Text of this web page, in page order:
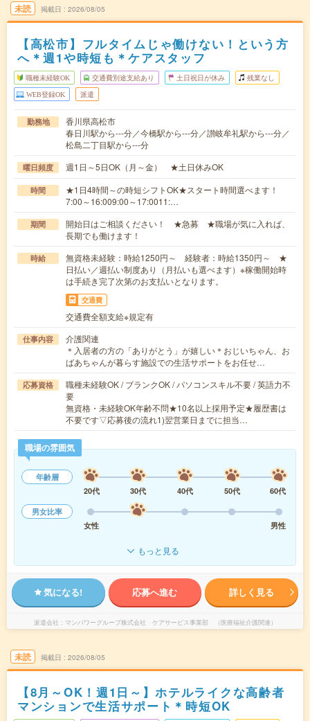
未読 掲載日 2026/08/05
【高松市】フルタイムじゃ働けない！という方
へ＊週1や時短も＊ケアスタッフ
職種未経験OK 交通費別途支給あり 土日祝日が休み 残業なし
WEB登録OK 派遣
勤務地
香川県高松市
春日川駅から---分／今橋駅から---分／讃岐牟礼駅から---分／
松島二丁目駅から---分
曜日頻度 週1日～5日OK（月～金） ★土日休みOK
時間
★1日4時間～の時短シフトOK★スタート時間選べます！
7:00～16:009:00～17:0011:…
期間
開始日はご相談ください！ ★急募 ★職場が気に入れば、
長期でも働けます！
時給
無資格未経験：時給1250円～ 経験者：時給1350円～ ★
日払い／週払い制度あり（月払いも選べます）※稼働開始時
は手続き完了次第のお支払いとなります。
交通費
交通費全額支給※規定有
仕事内容
介護関連
＊入居者の方の「ありがとう」が嬉しい＊おじいちゃん、お
ばあちゃんが暮らす施設での生活サポートをお任せ…
応募資格
職種未経験OK / ブランクOK / パソコンスキル不要 / 英語力不
要
無資格・未経験OK年齢不問★10名以上採用予定★履歴書は
不要です▽応募後の流れ1)翌営業日までに担当…
職場の雰囲気
年齢層
20代
30代 40代 50代
60代
男女比率
女性
男性
もっと見る
気になる! 応募へ進む 詳しく見る
派遣会社 マンパワーグループ株式会社 ケアサービス事業部 （医療福祉介護関連）
未読 掲載日 2026/08/05
【8月～OK！週1日～】ホテルライクな高齢者
マンションで生活サポート＊時短OK